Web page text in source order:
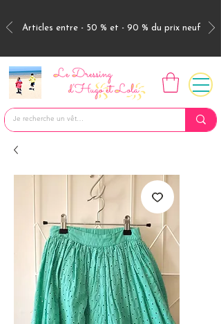
Articles entre - 50 % et - 90 % du prix neuf